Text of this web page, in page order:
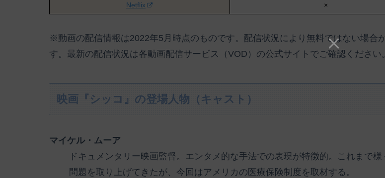
Netflix ×
※動画の配信情報は2022年5月時点のものです。配信状況により無料ではない場合
す。最新の配信状況は各動画配信サービス（VOD）の公式サイトでご確認ください。
映画『シッコ』の登場人物（キャスト）
マイケル・ムーア
ドキュメンタリー映画監督。エンタメ的な手法での表現が特徴的。これまで様
問題を取り上げてきたが、今回はアメリカの医療保険制度を取材する。